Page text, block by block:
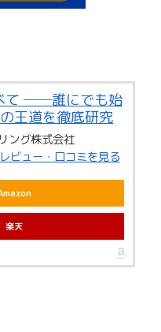
て ──誰にでも始
王道を徹底研究
ング株式会社
ビュー・口コミを見る
楽天